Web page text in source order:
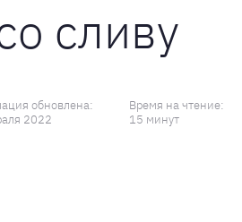
сливу
обновлена:
2022
Время на чтение:
15 минут